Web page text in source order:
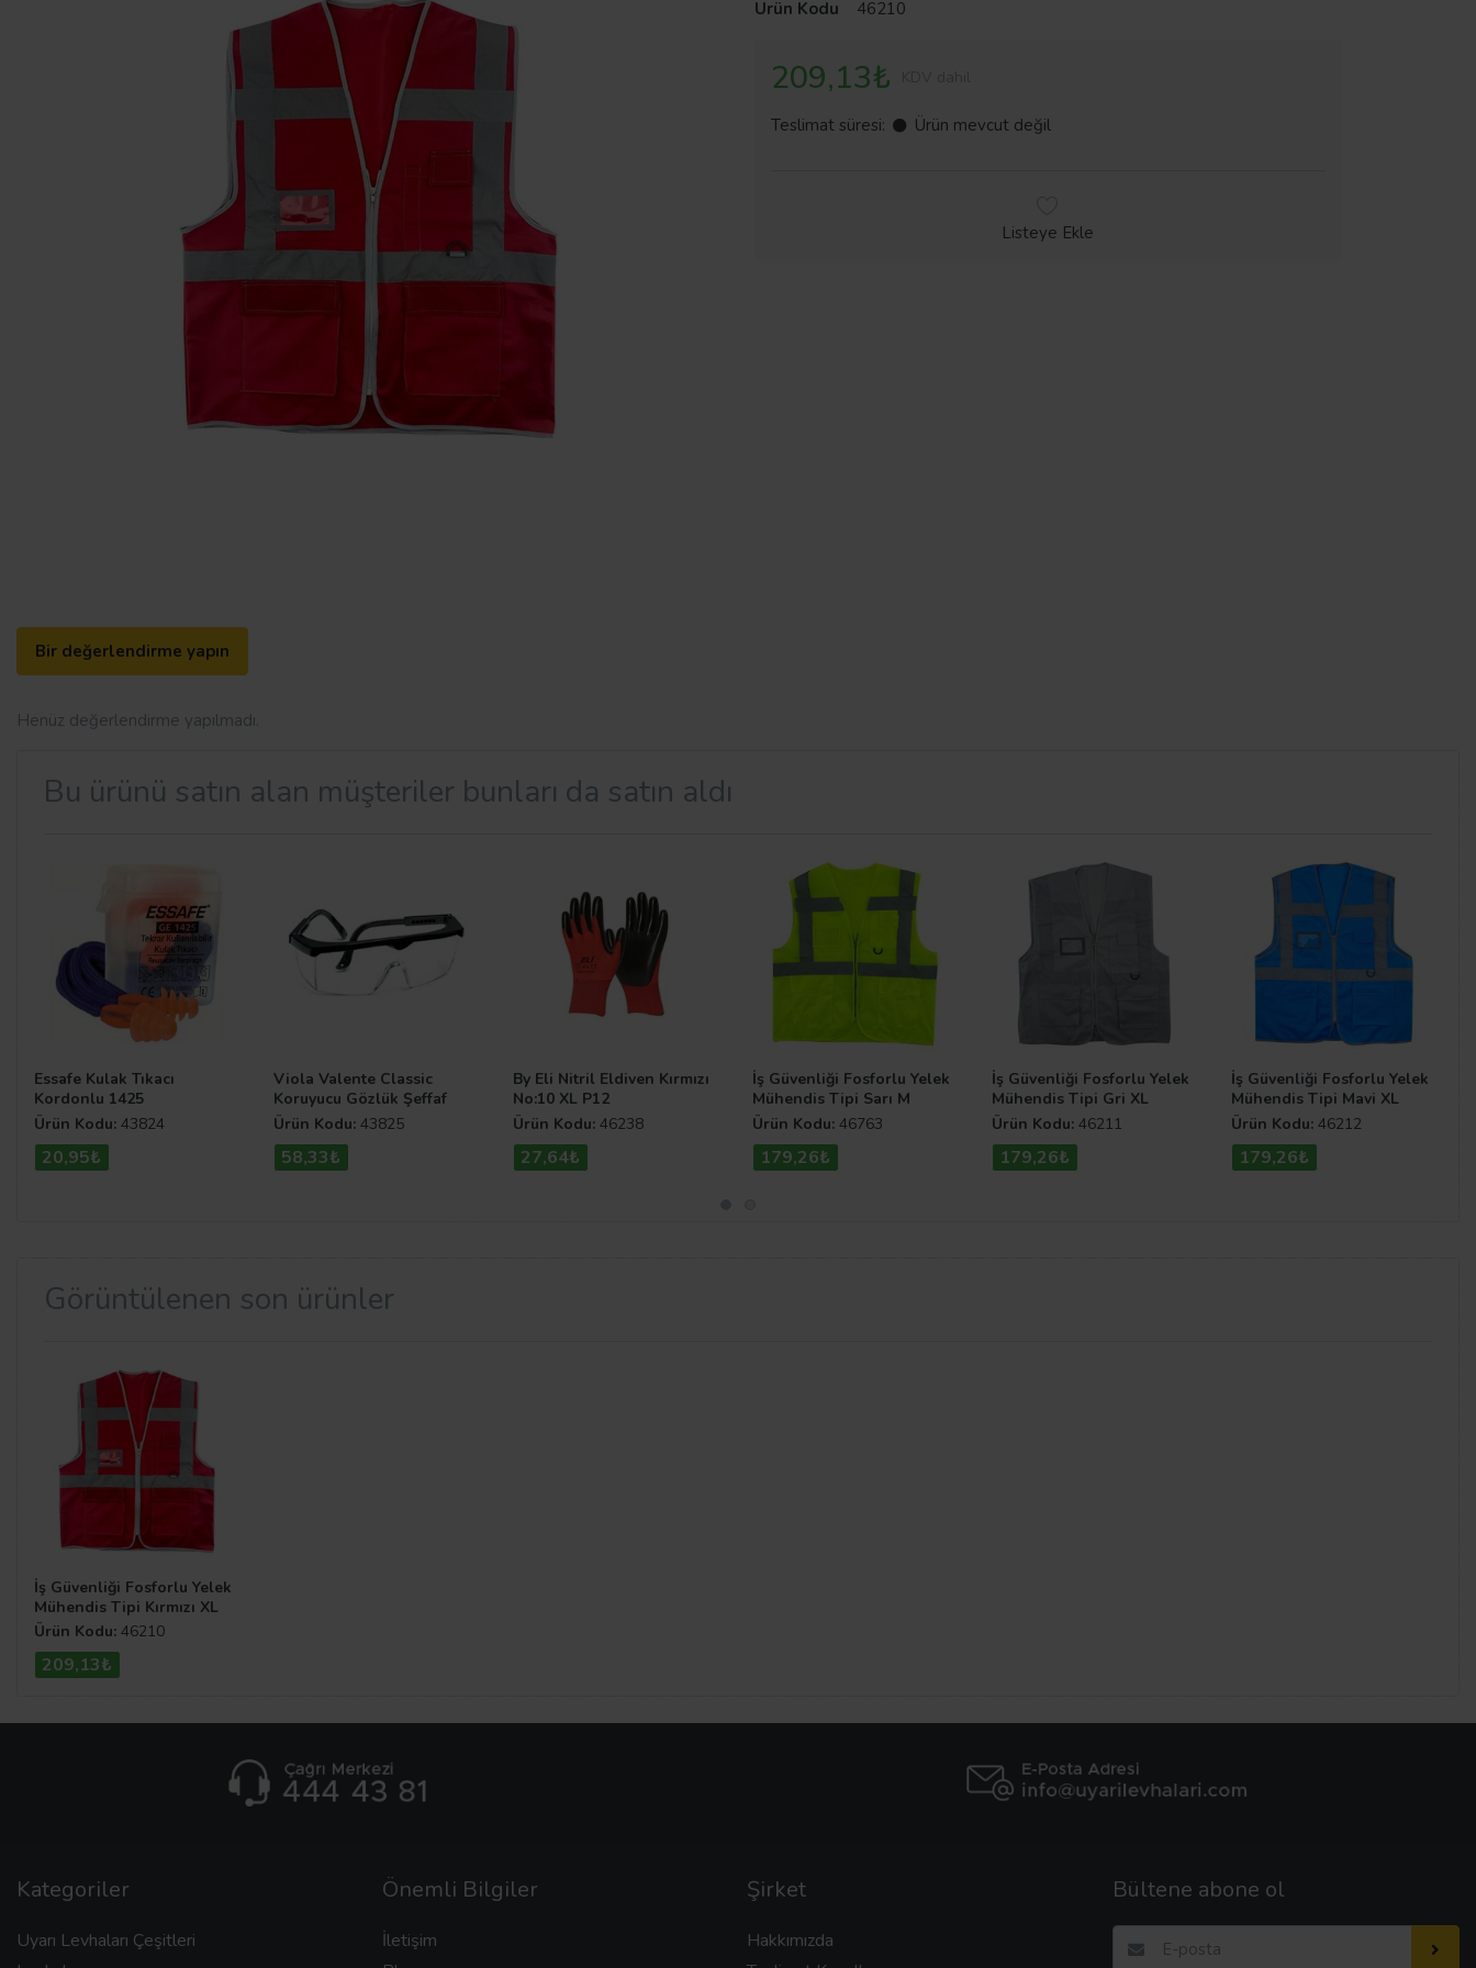
Ürün Kodu
46210
209,13₺
Teslimat süresi: Ürün mevcut değil
Listeye Ekle
Bir değerlendirme yapın
Henüz değerlendirme yapılmadı.
Bu ürünü satın alan müşteriler bunları da satın aldı
Essafe Kulak Tıkacı
Kordonlu 1425
Ürün Kodu: 43824
20,95₺
Viola Valente Classic
Koruyucu Gözlük Şeffaf
Ürün Kodu: 43825
58,33₺
By Eli Nitril Eldiven Kırmızı
No:10 XL P12
Ürün Kodu: 46238
27,64₺
İş Güvenliği Fosforlu Yelek
Mühendis Tipi Sarı M
Ürün Kodu: 46763
179,26₺
İş Güvenliği Fosforlu Yelek
Mühendis Tipi Gri XL
Ürün Kodu: 46211
179,26₺
İş Güvenliği Fosforlu Yelek
Mühendis Tipi Mavi XL
Ürün Kodu: 46212
179,26₺
Görüntülenen son ürünler
İş Güvenliği Fosforlu Yelek
Mühendis Tipi Kırmızı XL
Ürün Kodu: 46210
209,13₺
Kategoriler
Uyarı Levhaları Çeşitleri
Önemli Bilgiler
İletişim
Şirket
Hakkımızda
Bültene abone ol